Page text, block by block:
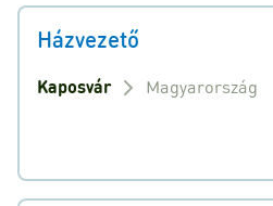
Házvezető
Kaposvár Magyarország